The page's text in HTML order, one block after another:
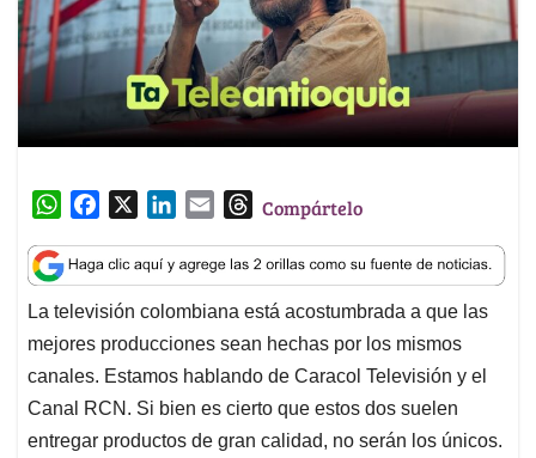
W
a
t
s
A
p
p
c
e
b
o
o
k
n
k
e
d
I
n
a
i
l
T
r
e
a
d
s
Compártelo
La televisión colombiana está acostumbrada a que las
mejores producciones sean hechas por los mismos
canales. Estamos hablando de Caracol Televisión y el
Canal RCN. Si bien es cierto que estos dos suelen
entregar productos de gran calidad, no serán los únicos.